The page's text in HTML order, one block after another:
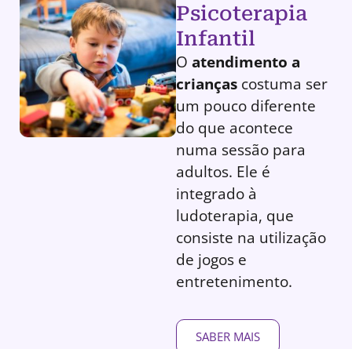
Psicoterapia
Infantil
O atendimento a
crianças costuma ser
um pouco diferente
do que acontece
numa sessão para
adultos. Ele é
integrado à
ludoterapia, que
consiste na utilização
de jogos e
entretenimento.
SABER MAIS